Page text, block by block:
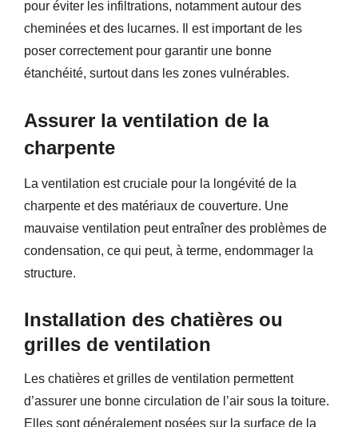
pour éviter les infiltrations, notamment autour des
cheminées et des lucarnes. Il est important de les
poser correctement pour garantir une bonne
étanchéité, surtout dans les zones vulnérables.
Assurer la ventilation de la
charpente
La ventilation est cruciale pour la longévité de la
charpente et des matériaux de couverture. Une
mauvaise ventilation peut entraîner des problèmes de
condensation, ce qui peut, à terme, endommager la
structure.
Installation des chatières ou
grilles de ventilation
Les chatières et grilles de ventilation permettent
d’assurer une bonne circulation de l’air sous la toiture.
Elles sont généralement posées sur la surface de la